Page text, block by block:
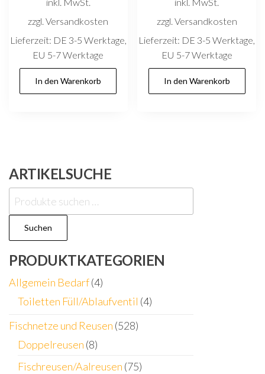
inkl. MwSt.
zzgl. Versandkosten
Lieferzeit: DE 3-5 Werktage,
EU 5-7 Werktage
In den Warenkorb
inkl. MwSt.
zzgl. Versandkosten
Lieferzeit: DE 3-5 Werktage,
EU 5-7 Werktage
In den Warenkorb
ARTIKELSUCHE
Suchen
nach:
Suchen
PRODUKTKATEGORIEN
Allgemein Bedarf(4)
Toiletten Füll/Ablaufventil (4)
Fischnetze und Reusen (528)
Doppelreusen (8)
Fischreusen/Aalreusen (75)